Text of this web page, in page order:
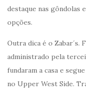
destaque nas gôndolas
opções.
Outra dica é o Zabar´s.
administrado pela
fundaram a casa e
no Upper West Side.